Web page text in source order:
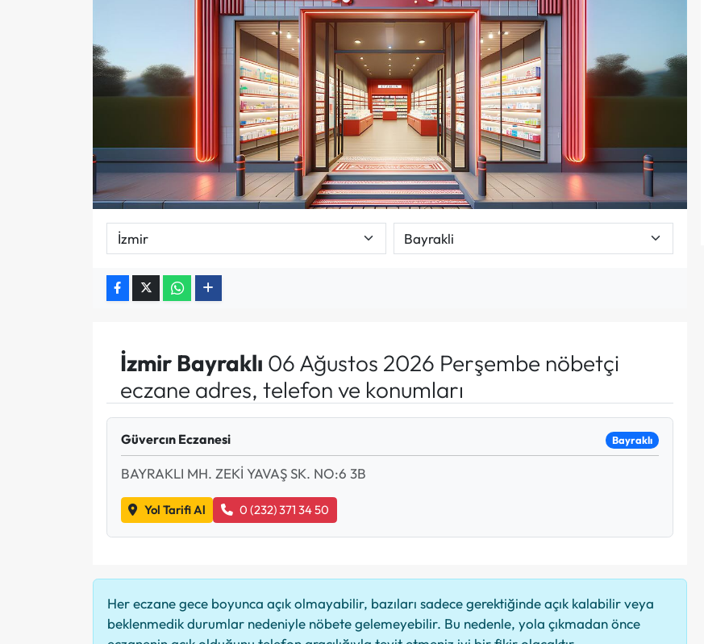
İzmir Bayraklı 06 Ağustos 2026 Perşembe nöbetçi
eczane adres, telefon ve konumları
Güvercın Eczanesi Bayraklı
BAYRAKLI MH. ZEKİ YAVAŞ SK. NO:6 3B
Yol Tarifi Al 0 (232) 371 34 50
Her eczane gece boyunca açık olmayabilir, bazıları sadece gerektiğinde açık kalabilir veya
beklenmedik durumlar nedeniyle nöbete gelemeyebilir. Bu nedenle, yola çıkmadan önce